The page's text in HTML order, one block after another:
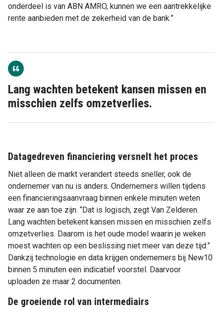
onderdeel is van ABN AMRO, kunnen we een aantrekkelijke
rente aanbieden met de zekerheid van de bank.”
Lang wachten betekent kansen missen en
misschien zelfs omzetverlies.
Datagedreven financiering versnelt het proces
Niet alleen de markt verandert steeds sneller, ook de
ondernemer van nu is anders. Ondernemers willen tijdens
een financieringsaanvraag binnen enkele minuten weten
waar ze aan toe zijn. “Dat is logisch, zegt Van Zelderen.
Lang wachten betekent kansen missen en misschien zelfs
omzetverlies. Daarom is het oude model waarin je weken
moest wachten op een beslissing niet meer van deze tijd.”
Dankzij technologie en data krijgen ondernemers bij New10
binnen 5 minuten een indicatief voorstel. Daarvoor
uploaden ze maar 2 documenten.
De groeiende rol van intermediairs